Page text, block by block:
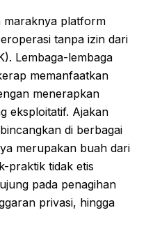
maraknya platform
tanpa izin dari
Lembaga-lembaga
memanfaatkan
menerapkan
eksploitatif. Ajakan
di berbagai
merupakan buah dari
praktik tidak etis
pada penagihan
privasi, hingga